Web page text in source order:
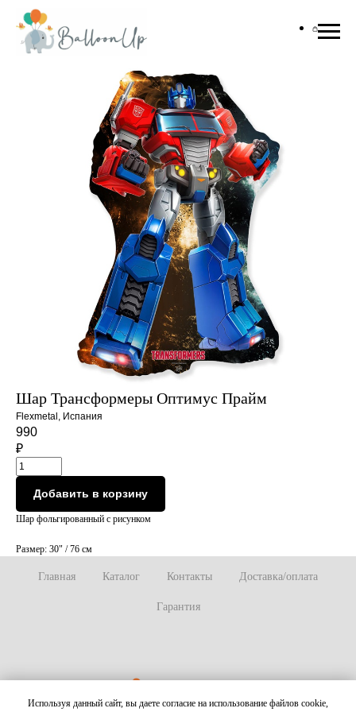
Шар Трансформеры Оптимус Прайм
Flexmetal, Испания
990
₽
Добавить в корзину
Шар фольгированный с рисунком
Размер: 30" / 76 см
Главная Каталог Контакты Доставка/оплата
Гарантия
Используя данный сайт, вы даете согласие на использование файлов cookie,